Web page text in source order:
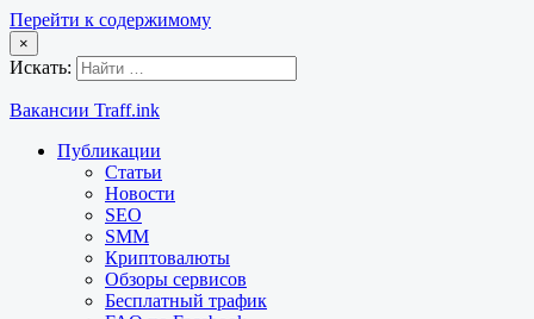
Перейти к содержимому
×
Искать:
Вакансии Traff.ink
Публикации
Статьи
Новости
SEO
SMM
Криптовалюты
Обзоры сервисов
Бесплатный трафик